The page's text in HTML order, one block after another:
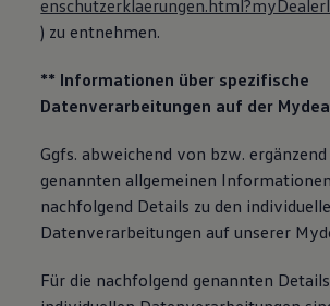
) zu entnehmen.
** Informationen über spezifische
Datenverarbeitungen auf der
Ggfs. abweichend von bzw.
genannten allgemeinen
nachfolgend Details zu den
Datenverarbeitungen auf unserer
Für die nachfolgend genannten